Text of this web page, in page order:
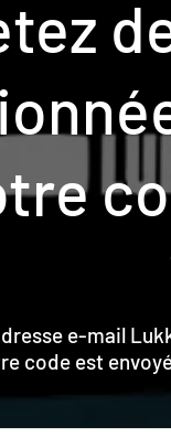
e-mail
code est